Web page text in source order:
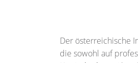
Der österreichische
die sowohl auf